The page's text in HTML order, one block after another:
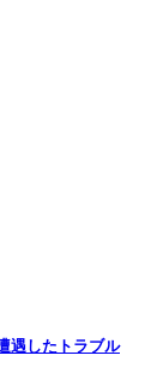
遇したトラブル